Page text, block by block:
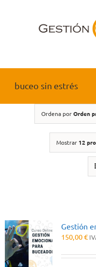
buceo sin estrés
Ordena porOrden
Mostrar 12
Gestión
150,00€